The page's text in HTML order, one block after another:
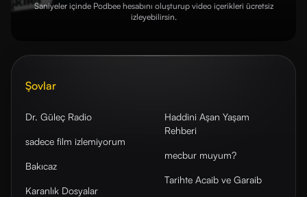
Saniyeler içinde Podbee hesabını oluşturup video içerikleri ücretsiz
izleyebilirsin.
Şovlar
Dr. Güleç Radio
sadece film izlemiyorum
Bakıcaz
Karanlık Dosyalar
Haddini Aşan Yaşam
Rehberi
mecbur muyum?
Tarihte Acaib ve Garaib